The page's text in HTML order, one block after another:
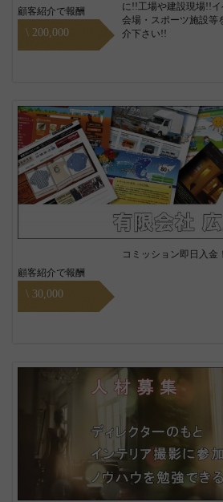
に!!工場や建設現場!!
会場・スポーツ施設等
介下さい!!
\ 200,000
顧客紹介で報酬
コミッション即日入金
\ 30,000
顧客紹介で報酬